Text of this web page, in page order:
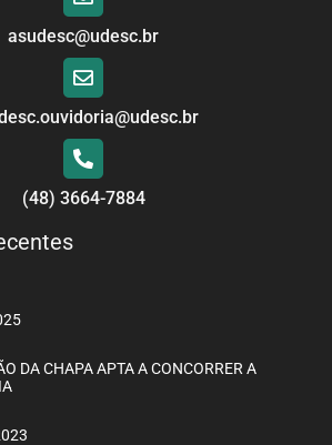
asudesc@udesc.br
(48) 3664-7884
DA CHAPA APTA A CONCORRER A